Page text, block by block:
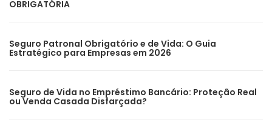
OBRIGATÓRIA
Seguro Patronal Obrigatório e de Vida: O Guia
Estratégico para Empresas em 2026
Seguro de Vida no Empréstimo Bancário: Proteção Real
ou Venda Casada Disfarçada?